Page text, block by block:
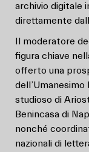
archivio digitale
direttamente
Il moderatore
figura chiave
offerto una
dell’Umanesimo
studioso di
Benincasa di
nonché
nazionali di